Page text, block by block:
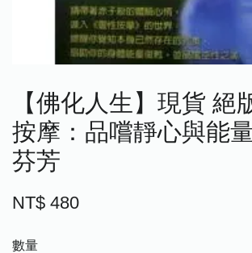
【佛化人生】現貨 絕
按摩：品嚐靜心與能
芬芳
NT$ 480
數量